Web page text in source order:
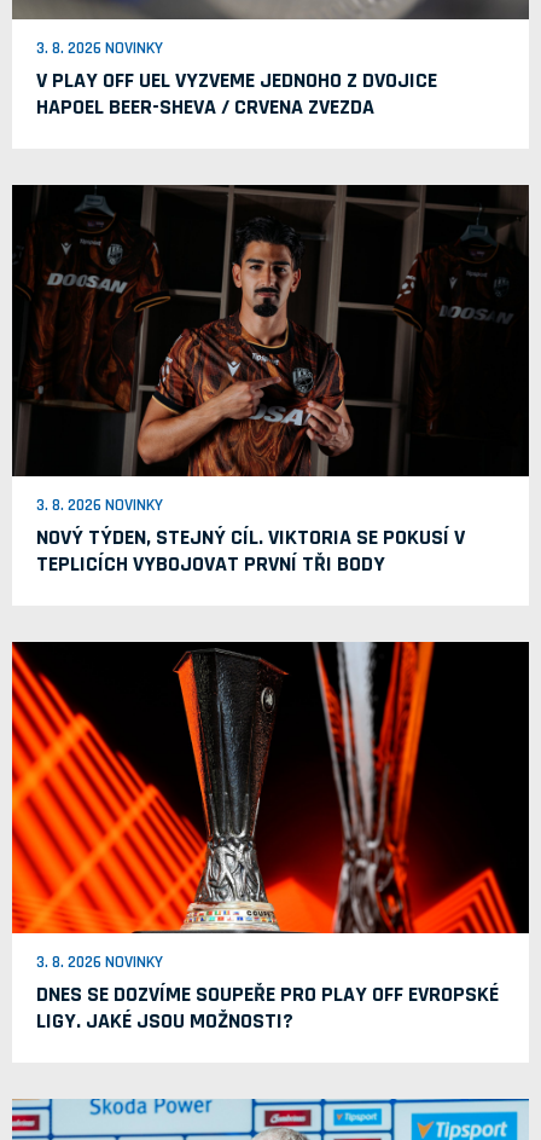
3. 8. 2026 NOVINKY
V PLAY OFF UEL VYZVEME JEDNOHO Z DVOJICE
HAPOEL BEER-SHEVA / CRVENA ZVEZDA
3. 8. 2026 NOVINKY
NOVÝ TÝDEN, STEJNÝ CÍL. VIKTORIA SE POKUSÍ V
TEPLICÍCH VYBOJOVAT PRVNÍ TŘI BODY
3. 8. 2026 NOVINKY
DNES SE DOZVÍME SOUPEŘE PRO PLAY OFF EVROPSKÉ
LIGY. JAKÉ JSOU MOŽNOSTI?